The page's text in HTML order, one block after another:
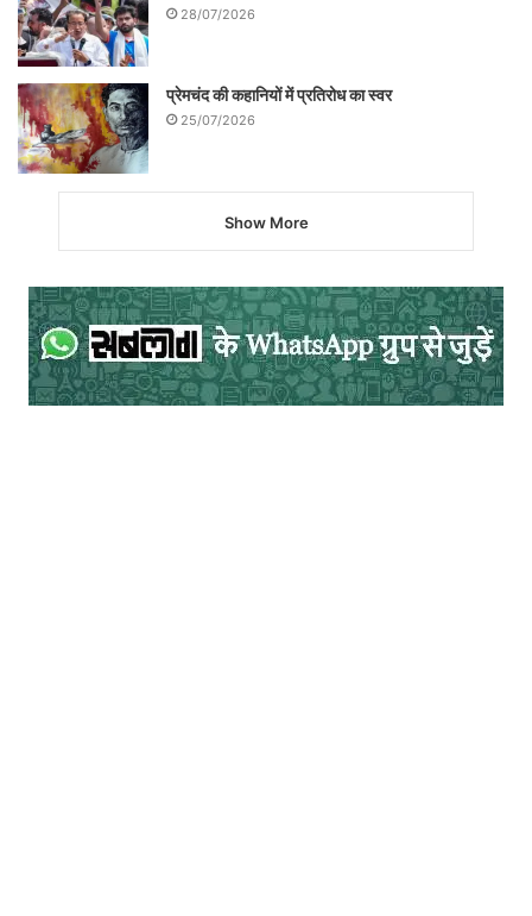
28/07/2026
प्रेमचंद की कहानियों में प्रतिरोध का स्वर
25/07/2026
Show More